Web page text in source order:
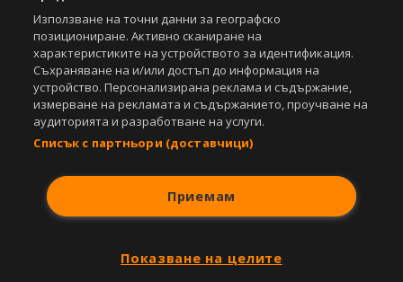
www.sportal.bg. Използването на графични и видео материали,
публикувани в сайта, е строго забранено. Нарушителите ще бъдат
санкционирани с цялата строгост на закона.
СвалиБЕЗПЛАТНОТОприложение за:
Android
Използване на точни данни за географско
позициониране. Активно сканиране на
характеристиките на устройството за идентификация.
Съхраняване на и/или достъп до информация на
устройство. Персонализирана реклама и съдържание,
измерване на рекламата и съдържанието, проучване на
аудиторията и разработване на услуги.
Списък с партньори (доставчици)
Приемам
Показване на целите